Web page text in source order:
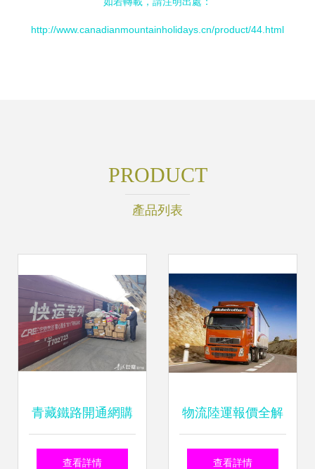
http://www.canadianmountainholidays.cn/product/44.html
PRODUCT
產品列表
青藏鐵路開通網購
高峰快件運輸服
查看詳情
物流陸運報價全解
析 廠家如何選擇普
查看詳情